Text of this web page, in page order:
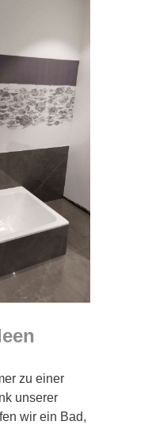
zu einer
unserer
wir ein Bad,